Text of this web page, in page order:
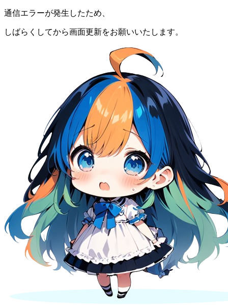
通信エラーが発生したため、
しばらくしてから画面更新をお願いいたします。